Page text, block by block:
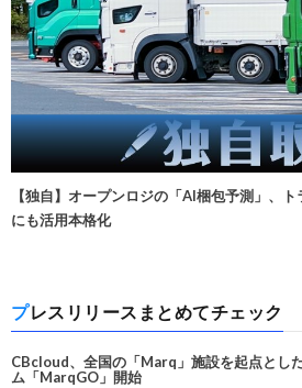
【独自】オープンロジの「AI梱包予測」、
にも活用本格化
プレスリリースまとめてチェック
CBcloud、全国の「Marq」施設を起点とし
ム「MarqGO」開始